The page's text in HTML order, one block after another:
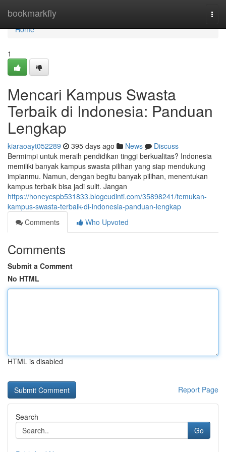
bookmarkfly
Home
Home
1
Mencari Kampus Swasta
Terbaik di Indonesia: Panduan
Lengkap
kiaraoayt052289 395 days ago News
Discuss
Bermimpi untuk meraih pendidikan tinggi berkualitas? Indonesia
memiliki banyak kampus swasta pilihan yang siap mendukung
impianmu. Namun, dengan begitu banyak pilihan, menentukan
kampus terbaik bisa jadi sulit. Jangan
https://honeycspb531833.blogcudinti.com/35898241/temukan-
kampus-swasta-terbaik-di-indonesia-panduan-lengkap
Comments
Who Upvoted
Comments
Submit a Comment
No HTML
HTML is disabled
Report Page
Search
Go